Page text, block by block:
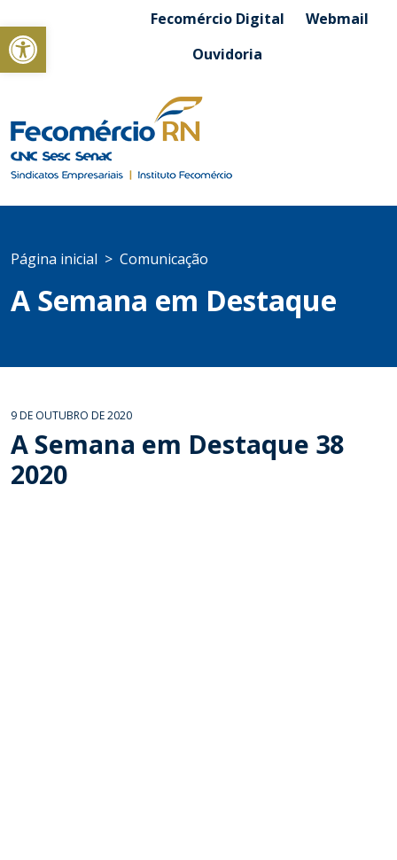
Abrir a barra de ferramentasFecomércio Digital
Webmail
Ouvidoria
Página inicial Comunicação
A Semana em Destaque
9 DE OUTUBRO DE 2020
A Semana em Destaque 38
2020